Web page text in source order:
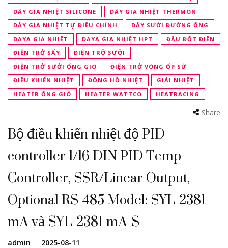
DÂY GIA NHIỆT SILICONE
DÂY GIA NHIỆT THERMON
DÂY GIA NHIỆT TỰ ĐIỀU CHỈNH
DÂY SƯỞI ĐƯỜNG ỐNG
DAYA GIA NHIỆT
DAYA GIA NHIỆT HPT
ĐẦU ĐỐT ĐIỆN
ĐIỆN TRỞ SẤY
ĐIỆN TRỞ SƯỞI
ĐIỆN TRỞ SƯỞI ỐNG GIÓ
ĐIỆN TRỞ VÒNG ỐP SỨ
ĐIỀU KHIỂN NHIỆT
ĐỒNG HỒ NHIỆT
GIẢI NHIỆT
HEATER ỐNG GIÓ
HEATER WATTCO HEATRACING
Share
Bộ điều khiển nhiệt độ PID
controller 1/16 DIN PID Temp
Controller, SSR/Linear Output,
Optional RS-485 Model: SYL-2381-
mA và SYL-2381-mA-S
admin 2025-08-11